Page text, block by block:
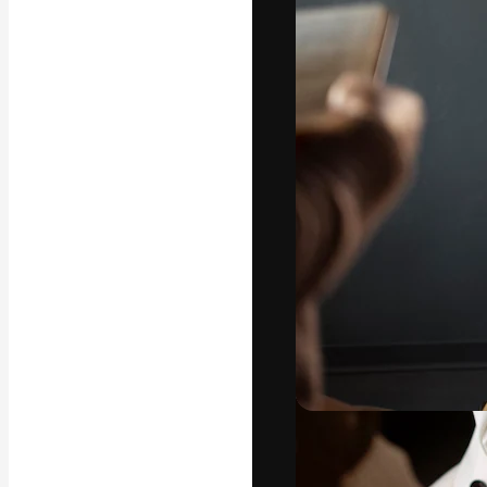
La plateforme
vos meilleurs
d’abonnés :
studios.
Copyright ©